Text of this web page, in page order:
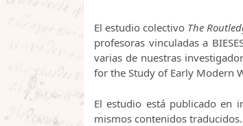
El estudio colectivo The
profesoras vinculadas a
varias de nuestras
for the Study of Early Modern
El estudio está publicado en
mismos contenidos